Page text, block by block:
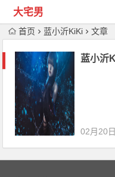
大宅男
首页 蓝小沂KiKi 文章
蓝小沂
02月20日